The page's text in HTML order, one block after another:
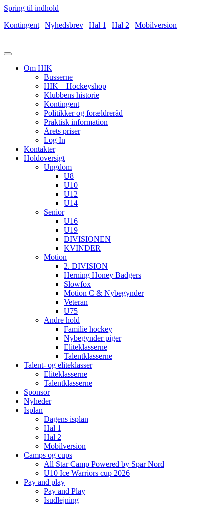
Spring til indhold
Kontingent | Nyhedsbrev | Hal 1 | Hal 2 | Mobilversion
Om HIK
Busserne
HIK – Hockeyshop
Klubbens historie
Kontingent
Politikker og forældreråd
Praktisk information
Årets priser
Log In
Kontakter
Holdoversigt
Ungdom
U8
U10
U12
U14
Senior
U16
U19
DIVISIONEN
KVINDER
Motion
2. DIVISION
Herning Honey Badgers
Slowfox
Motion C & Nybegynder
Veteran
U75
Andre hold
Familie hockey
Nybegynder piger
Eliteklasserne
Talentklasserne
Talent- og eliteklasser
Eliteklasserne
Talentklasserne
Sponsor
Nyheder
Isplan
Dagens isplan
Hal 1
Hal 2
Mobilversion
Camps og cups
All Star Camp Powered by Spar Nord
U10 Ice Warriors cup 2026
Pay and play
Pay and Play
Isudlejning